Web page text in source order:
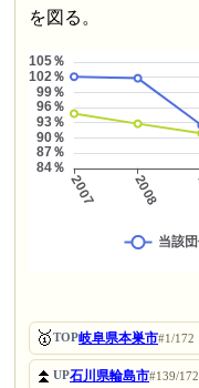
を図る。
🥇TOP岐阜県本巣市#1/172
⏫UP石川県輪島市#139/172